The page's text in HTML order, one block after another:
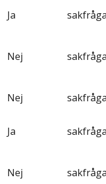
Ja
Nej
Nej
Ja
Nej